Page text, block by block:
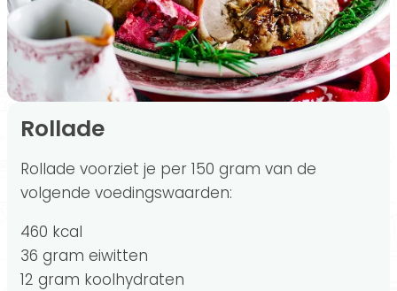
Rollade
Rollade voorziet je per 150 gram van de
volgende voedingswaarden:
460 kcal
36 gram eiwitten
12 gram koolhydraten